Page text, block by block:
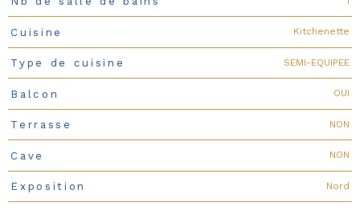
Cuisine Kitchenette
Type de cuisine SEMI-EQUIPEE
Balcon OUI
Terrasse NON
Cave NON
Exposition Nord